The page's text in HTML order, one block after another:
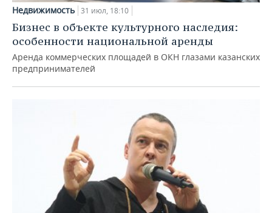
Недвижимость 31 июл, 18:10
Бизнес в объекте культурного наследия:
особенности национальной аренды
Аренда коммерческих площадей в ОКН глазами казанских
предпринимателей